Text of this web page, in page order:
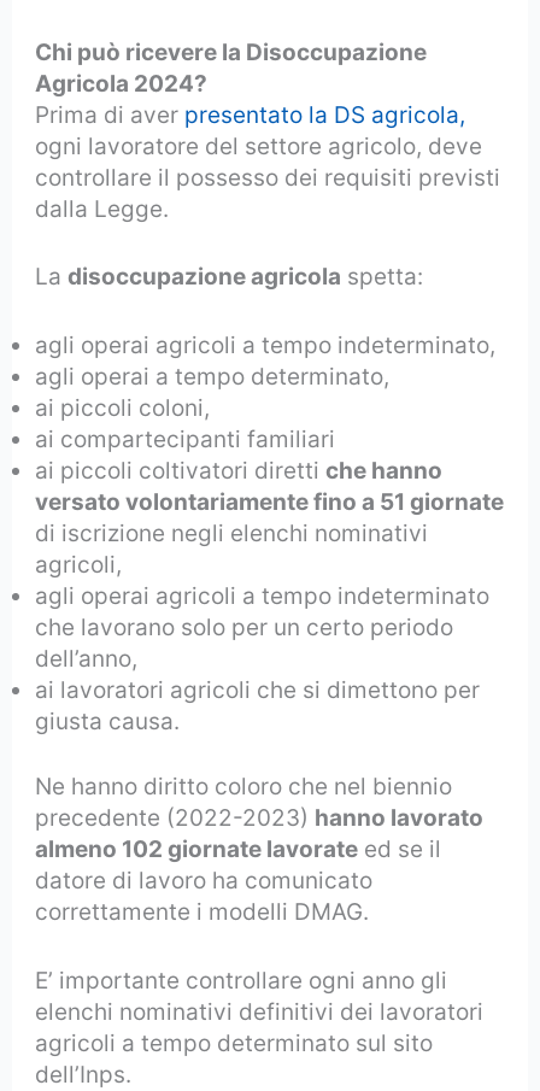
Chi può ricevere la Disoccupazione
Agricola 2024?
Prima di aver presentato la DS agricola,
ogni lavoratore del settore agricolo, deve
controllare il possesso dei requisiti previsti
dalla Legge.
Ladisoccupazione agricola spetta:
agli operai agricoli a tempo indeterminato,
agli operai a tempo determinato,
ai piccoli coloni,
ai compartecipanti familiari
ai piccoli coltivatori direttiche hanno
versato volontariamente fino a 51 giornate
di iscrizione negli elenchi nominativi
agricoli,
agli operai agricoli a tempo indeterminato
che lavorano solo per un certo periodo
dell’anno,
ai lavoratori agricoli che si dimettono per
giusta causa.
Ne hanno diritto coloro che nel biennio
precedente (2022-2023) hanno lavorato
almeno 102 giornate lavorate ed se il
datore di lavoro ha comunicato
correttamente i modelli DMAG.
E’ importante controllare ogni anno gli
elenchi nominativi definitivi dei lavoratori
agricoli a tempo determinato sul sito
dell’Inps.